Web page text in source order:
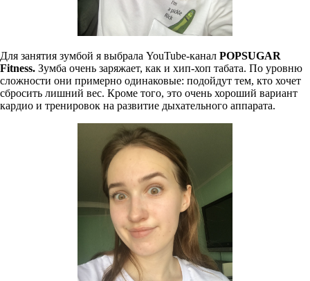
Для занятия зумбой я выбрала YouTube-канал POPSUGAR
Fitness. Зумба очень заряжает, как и хип-хоп табата. По уровню
сложности они примерно одинаковые: подойдут тем, кто хочет
сбросить лишний вес. Кроме того, это очень хороший вариант
кардио и тренировок на развитие дыхательного аппарата.